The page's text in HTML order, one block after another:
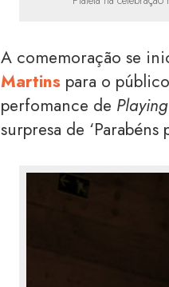
A comemoração se
Martins para o
perfomance de
surpresa de ‘Parabéns